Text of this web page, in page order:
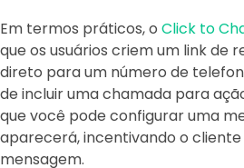
Em termos práticos, o Click to
que os usuários criem um link de
direto para um número de
de incluir uma chamada para
que você pode configurar uma
aparecerá, incentivando o
mensagem.